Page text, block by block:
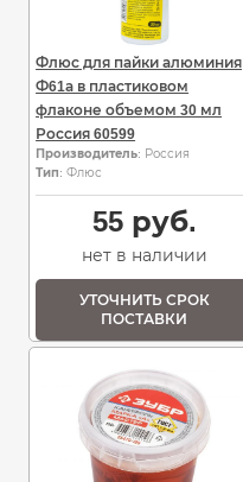
Флюс для пайки алюминия
Ф61а в пластиковом
флаконе объемом 30 мл
Россия 60599
Производитель: Россия
Тип: Флюс
55руб.
нет в наличии
УТОЧНИТЬ СРОК
ПОСТАВКИ